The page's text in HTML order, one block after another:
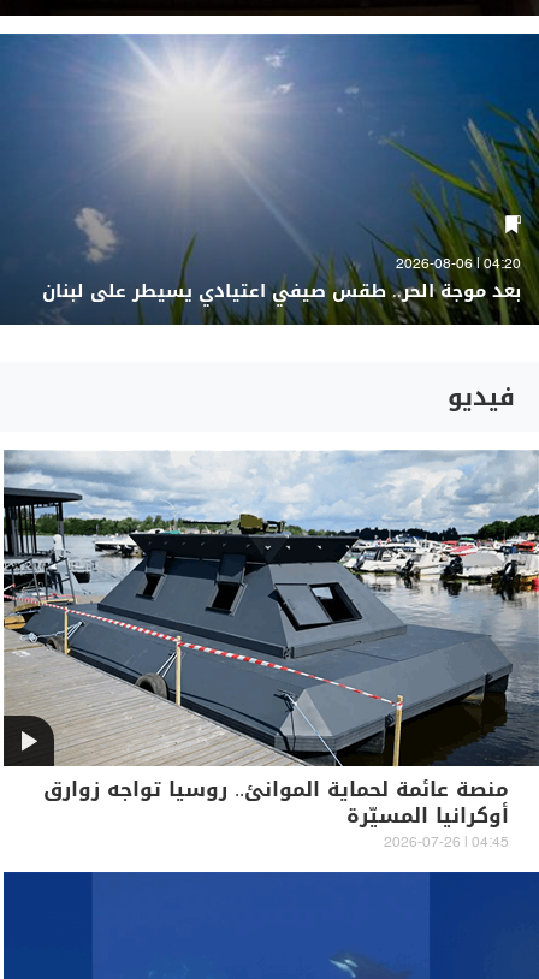
04:20 | 2026-08-06
بعد موجة الحر.. طقس صيفي اعتيادي يسيطر على لبنان
فيديو
منصة عائمة لحماية الموانئ.. روسيا تواجه زوارق
أوكرانيا المسيّرة
04:45 | 2026-07-26